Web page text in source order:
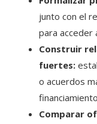
junto con el
para acceder
Construir
fuertes:
o acuerdos
Comparar